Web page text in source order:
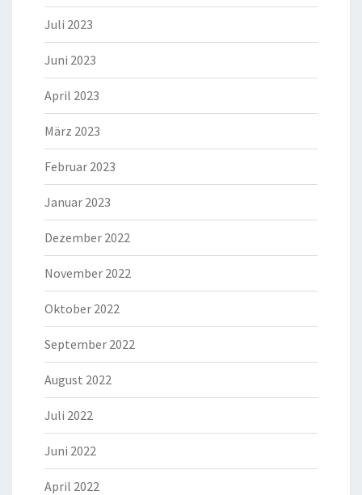
Juli 2023
Juni 2023
April 2023
März 2023
Februar 2023
Januar 2023
Dezember 2022
November 2022
Oktober 2022
September 2022
August 2022
Juli 2022
Juni 2022
April 2022